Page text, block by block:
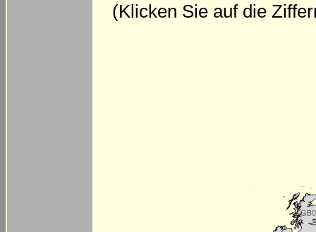
(Klicken Sie auf die